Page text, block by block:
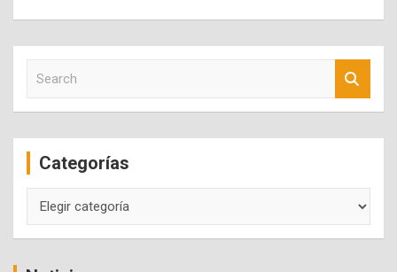
c
Categorías